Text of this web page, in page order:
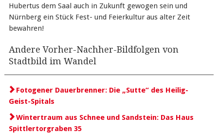
Hubertus dem Saal auch in Zukunft gewogen sein und
Nürnberg ein Stück Fest- und Feierkultur aus alter Zeit
bewahren!
Andere Vorher-Nachher-Bildfolgen von
Stadtbild im Wandel
Fotogener Dauerbrenner: Die „Sutte“ des Heilig-
Geist-Spitals
Wintertraum aus Schnee und Sandstein: Das Haus
Spittlertorgraben 35